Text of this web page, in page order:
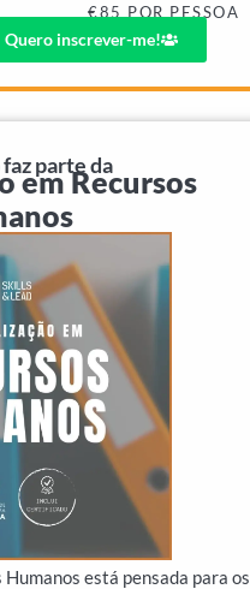
€85 POR PESSOA
Quero inscrever-me!
parte da
em Recursos
está pensada para os